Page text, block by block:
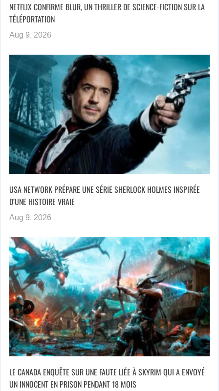
NETFLIX CONFIRME BLUR, UN THRILLER DE SCIENCE-FICTION SUR LA
TÉLÉPORTATION
Aug 9, 2026
USA NETWORK PRÉPARE UNE SÉRIE SHERLOCK HOLMES INSPIRÉE
D’UNE HISTOIRE VRAIE
Aug 9, 2026
LE CANADA ENQUÊTE SUR UNE FAUTE LIÉE À SKYRIM QUI A ENVOYÉ
UN INNOCENT EN PRISON PENDANT 18 MOIS